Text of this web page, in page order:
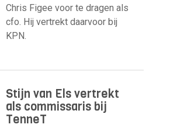
Chris Figee voor te dragen als
cfo. Hij vertrekt daarvoor bij
KPN.
Stijn van Els vertrekt
als commissaris bij
TenneT